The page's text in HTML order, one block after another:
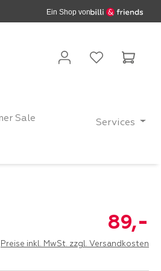
Ein Shop von
Sale Services
89,-
Preise inkl. MwSt. zzgl. Versandkosten